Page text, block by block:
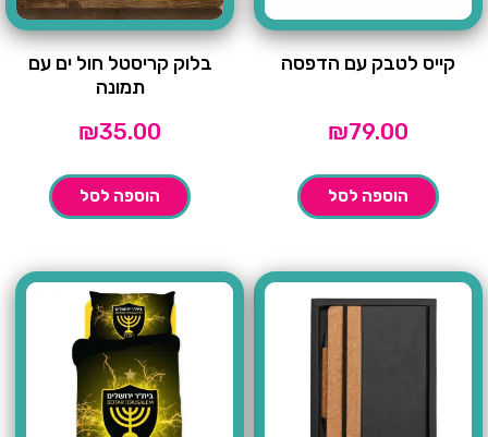
קייס לטבק עם הדפסה
₪79.00
הוספה לסל
בלוק קריסטל חול ים עם
תמונה
₪35.00
הוספה לסל